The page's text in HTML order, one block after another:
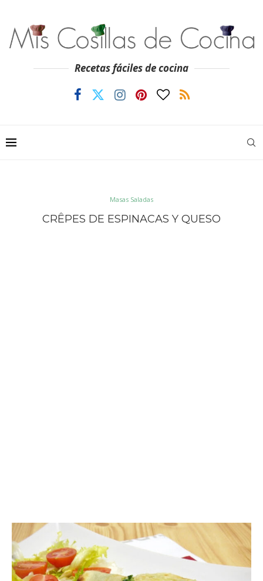
Recetas fáciles de cocina
Masas Saladas
CRÊPES DE ESPINACAS Y QUESO